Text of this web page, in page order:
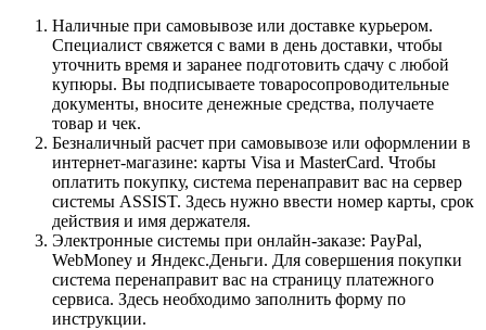
Наличные при самовывозе или доставке курьером.
Специалист свяжется с вами в день доставки, чтобы
уточнить время и заранее подготовить сдачу с любой
купюры. Вы подписываете товаросопроводительные
документы, вносите денежные средства, получаете
товар и чек.
Безналичный расчет при самовывозе или оформлении в
интернет-магазине: карты Visa и MasterCard. Чтобы
оплатить покупку, система перенаправит вас на сервер
системы ASSIST. Здесь нужно ввести номер карты, срок
действия и имя держателя.
Электронные системы при онлайн-заказе: PayPal,
WebMoney и Яндекс.Деньги. Для совершения покупки
система перенаправит вас на страницу платежного
сервиса. Здесь необходимо заполнить форму по
инструкции.